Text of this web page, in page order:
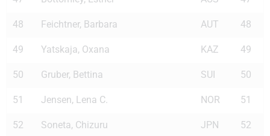
48 Feichtner, Barbara AUT 48
49 Yatskaja, Oxana KAZ 49
50 Gruber, Bettina SUI 50
51 Jensen, Lena C. NOR 51
52 Soneta, Chizuru JPN 52